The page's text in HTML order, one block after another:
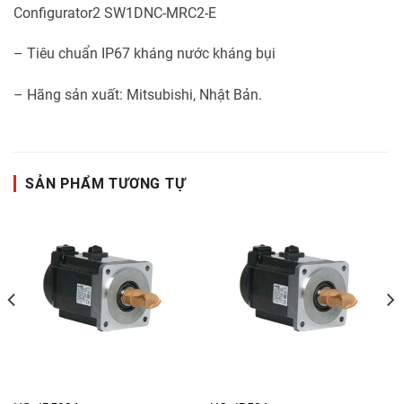
Configurator2 SW1DNC-MRC2-E
– Tiêu chuẩn IP67 kháng nước kháng bụi
– Hãng sản xuất: Mitsubishi, Nhật Bản.
SẢN PHẨM TƯƠNG TỰ